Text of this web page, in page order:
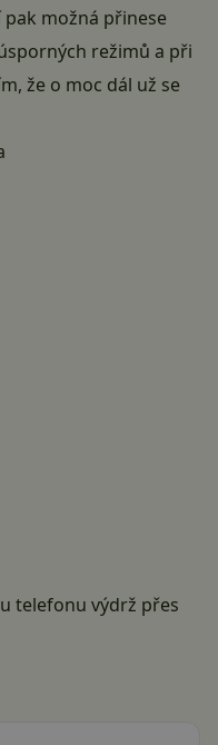
pak možná přinese
režimů a při
že o moc dál už se
telefonu výdrž přes